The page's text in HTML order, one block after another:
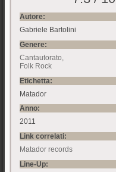
Autore:
Gabriele Bartolini
Genere:
Cantautorato
Folk Rock
Etichetta:
Matador
Anno:
2011
Link correlati:
Matador records
Line-Up: